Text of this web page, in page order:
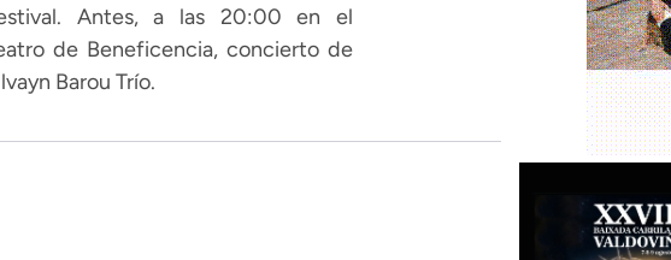
Antes, a las 20:00 en el
de Beneficencia, concierto de
Barou Trío.